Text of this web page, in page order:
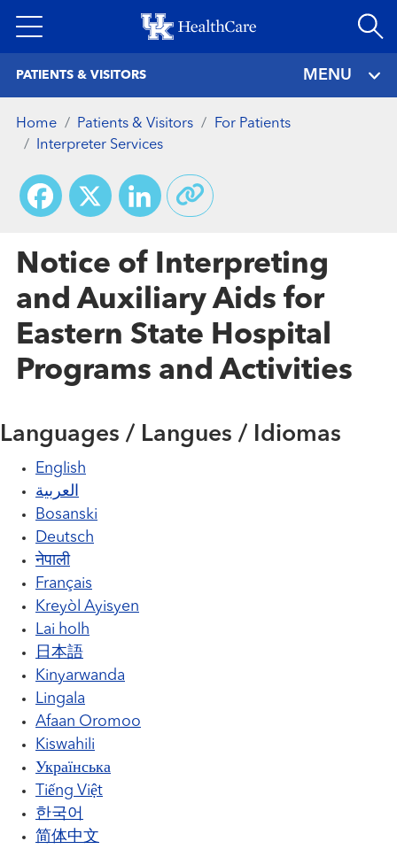
to
PATIENTS & VISITORS MENU
Home Patients & Visitors
For Patients
Interpreter Services
Facebook
X LinkedIn
Notice of Interpreting
and Auxiliary Aids for
Eastern State Hospital
Programs and Activities
Languages / Langues / Idiomas
English
العربية
Bosanski
Deutsch
नेपाली
Français
Kreyòl Ayisyen
Lai holh
日本語
Kinyarwanda
Lingala
Afaan Oromoo
Kiswahili
Українська
Tiếng Việt
한국어
简体中文